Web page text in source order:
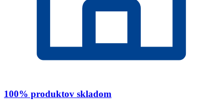
100% produktov skladom